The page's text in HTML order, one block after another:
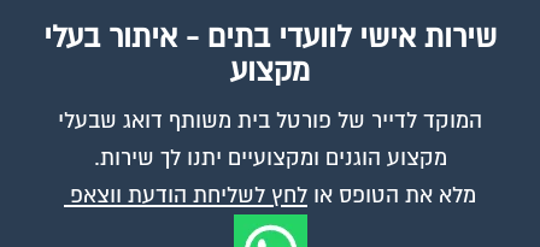
שירות אישי לוועדי בתים - איתור בעלי
מקצוע
המוקד לדייר של פורטל בית משותף דואג שבעלי
מקצוע הוגנים ומקצועיים יתנו לך שירות.
מלא את הטופס אולחץ לשליחת הודעת ווצאפ